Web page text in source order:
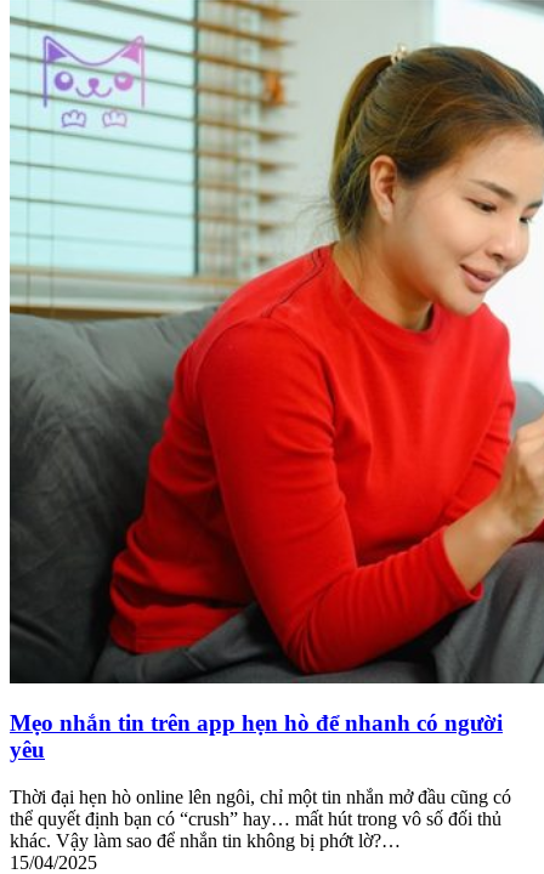
Mẹo nhắn tin trên app hẹn hò để nhanh có người
yêu
Thời đại hẹn hò online lên ngôi, chỉ một tin nhắn mở đầu cũng có
thể quyết định bạn có “crush” hay… mất hút trong vô số đối thủ
khác. Vậy làm sao để nhắn tin không bị phớt lờ?…
15/04/2025